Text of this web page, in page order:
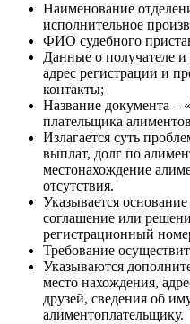
Наименование
исполнительное
ФИО судебного
Данные о получателе
адрес регистрации и
контакты;
Название документа –
плательщика
Излагается суть
выплат, долг по
местонахождение
отсутствия.
Указывается
соглашение или
регистрационный
Требование
Указываются
место нахождения,
друзей, сведения об
алиментоплательщику.